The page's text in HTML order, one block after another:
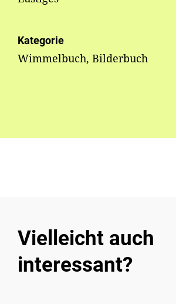
Kategorie
Wimmelbuch, Bilderbuch
Vielleicht auch
interessant?